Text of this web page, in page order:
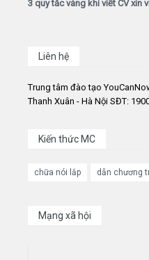
3 quy tắc vàng khi viết CV xin
Liên hệ
Trung tâm đào tạo
Thanh Xuân - Hà Nội SĐT:
Kiến thức MC
chữa nói lắp dẫn chương
Mạng xã hội